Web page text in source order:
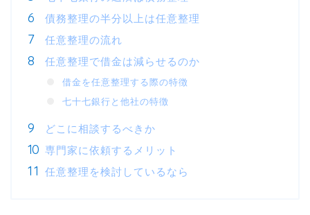
債務整理の半分以上は任意整理
任意整理の流れ
任意整理で借金は減らせるのか
借金を任意整理する際の特徴
七十七銀行と他社の特徴
どこに相談するべきか
専門家に依頼するメリット
任意整理を検討しているなら